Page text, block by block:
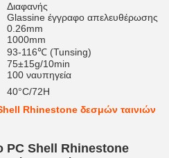
Διαφανής
Glassine έγγραφο απελευθέρωσης
0.26mm
1000mm
93-116℃ (Tunsing)
75±15g/10min
100 ναυπηγεία
40°C/72H
Rhinestone δεσμών ταινιών
PC Shell Rhinestone